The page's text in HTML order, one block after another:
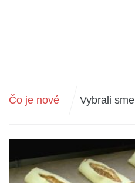
Čo je nové Vybrali sme